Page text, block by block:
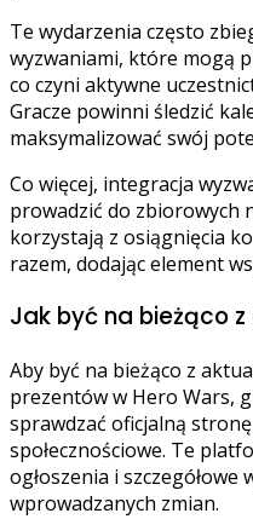
Te wydarzenia często
wyzwaniami, które mogą
co czyni aktywne
Gracze powinni śledzić
maksymalizować swój
Co więcej, integracja
prowadzić do zbiorowych
korzystają z osiągnięcia
razem, dodając element
Jak być na bieżąco
Aby być na bieżąco z
prezentów w Hero Wars,
sprawdzać oficjalną
społecznościowe. Te
ogłoszenia i szczegółowe
wprowadzanych zmian.